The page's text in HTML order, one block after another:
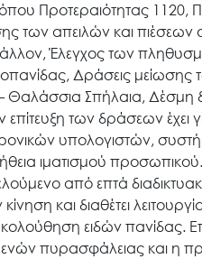
–
Άξονες
Μ.Δ.Π.Π.
Έργα
Προτεραιότητας
των απειλών και πιέσεων
Έλεγχος των
Δράσεις μείωσης
Θαλάσσια Σπήλαια, Δέσμη
επίτευξη των δράσεων
υπολογιστών,
ιματισμού
από επτά
κίνηση και διαθέτει
ειδών πανίδας.
πυρασφάλειας και η